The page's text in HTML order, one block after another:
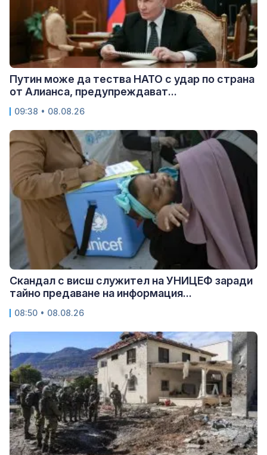
Путин може да тества НАТО с удар по страна
от Алианса, предупреждават...
09:38 • 08.08.26
Скандал с висш служител на УНИЦЕФ заради
тайно предаване на информация...
08:50 • 08.08.26